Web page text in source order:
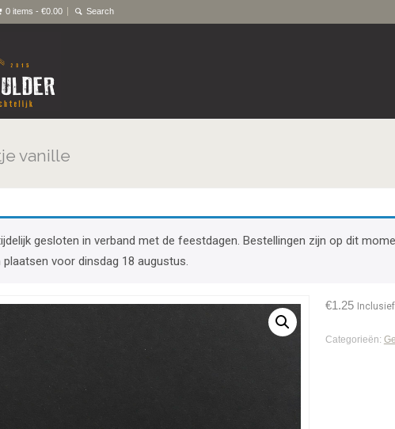
0 items - €0.00
vanille
gesloten in verband met de feestdagen. Bestellingen zijn op dit
plaatsen voor dinsdag 18 augustus.
€1.25
Categorieën: